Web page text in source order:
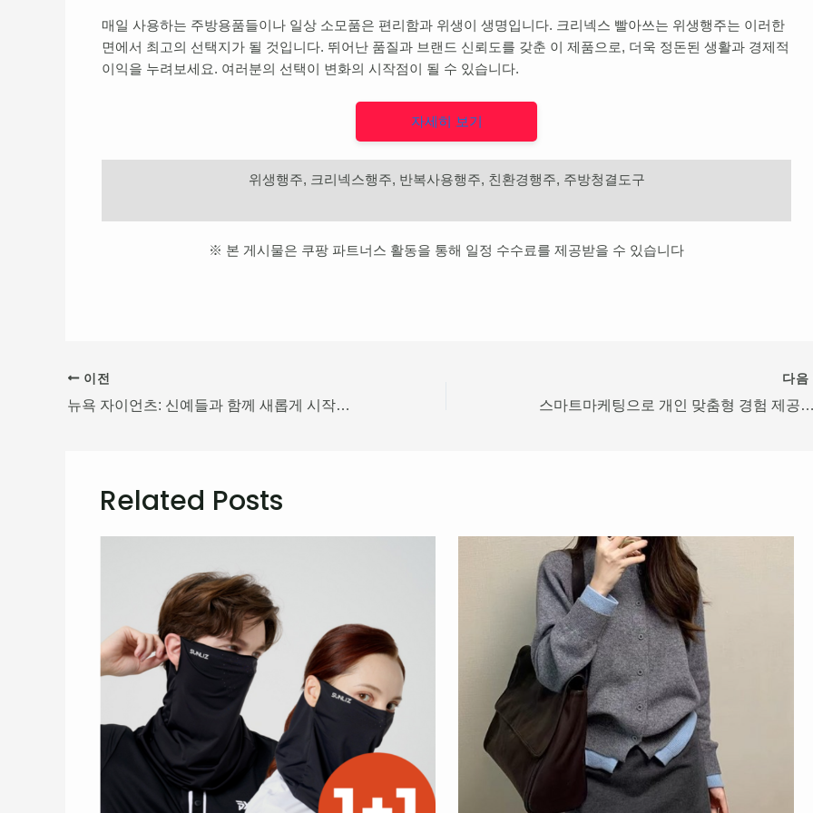
매일 사용하는 주방용품들이나 일상 소모품은 편리함과 위생이 생명입니다. 크리넥스 빨아쓰는 위생행주는 이러한
면에서 최고의 선택지가 될 것입니다. 뛰어난 품질과 브랜드 신뢰도를 갖춘 이 제품으로, 더욱 정돈된 생활과 경제적
이익을 누려보세요. 여러분의 선택이 변화의 시작점이 될 수 있습니다.
자세히 보기
위생행주, 크리넥스행주, 반복사용행주, 친환경행주, 주방청결도구
※ 본 게시물은 쿠팡 파트너스 활동을 통해 일정 수수료를 제공받을 수 있습니다
이전
뉴욕 자이언츠: 신예들과 함께 새롭게 시작된 성공의 발걸음
다음
스마트마케팅으로 개인 맞춤형 경험 제공하기: 현대 마케팅의 혁신 전략
Related Posts